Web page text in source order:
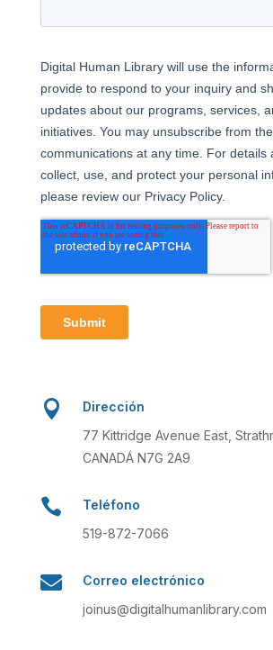

Dirección
77 Kittridge Avenue East,
CANADÁ N7G 2A9

Teléfono
519-872-7066

Correo electrónico
joinus@digitalhumanlibrary.com